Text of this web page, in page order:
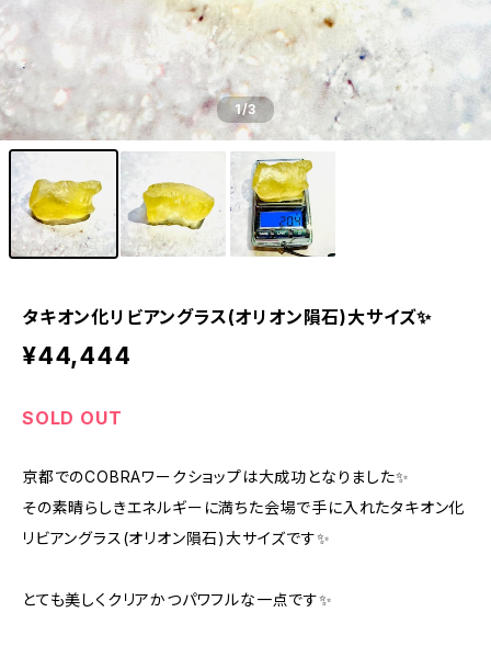
1/3
タキオン化リビアングラス(オリオン隕石)大サイズ✨
¥44,444
SOLD OUT
京都でのCOBRAワークショップは大成功となりました✨
その素晴らしきエネルギーに満ちた会場で手に入れたタキオン化
リビアングラス(オリオン隕石)大サイズです✨
とても美しくクリアかつパワフルな一点です✨